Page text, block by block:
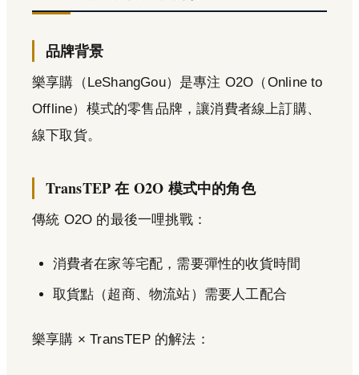
品牌背景
樂享購（LeShangGou）是專注 O2O（Online to
Offline）模式的零售品牌，讓消費者線上訂購、
線下取貨。
TransTEP 在 O2O 模式中的角色
傳統 O2O 的最後一哩挑戰：
消費者在家等宅配，需要彈性的收貨時間
取貨點（超商、物流站）需要人工配合
樂享購 × TransTEP 的解法：